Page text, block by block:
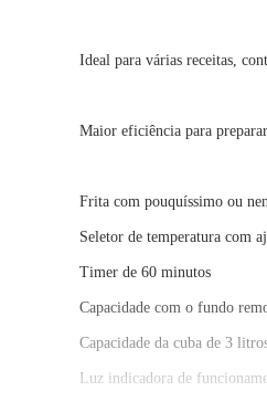
Ideal para várias receitas,
Maior eficiência para
Frita com pouquíssimo ou
Seletor de temperatura com
Timer de 60 minutos
Capacidade com o fundo
Capacidade da cuba de 3
Luz indicadora de